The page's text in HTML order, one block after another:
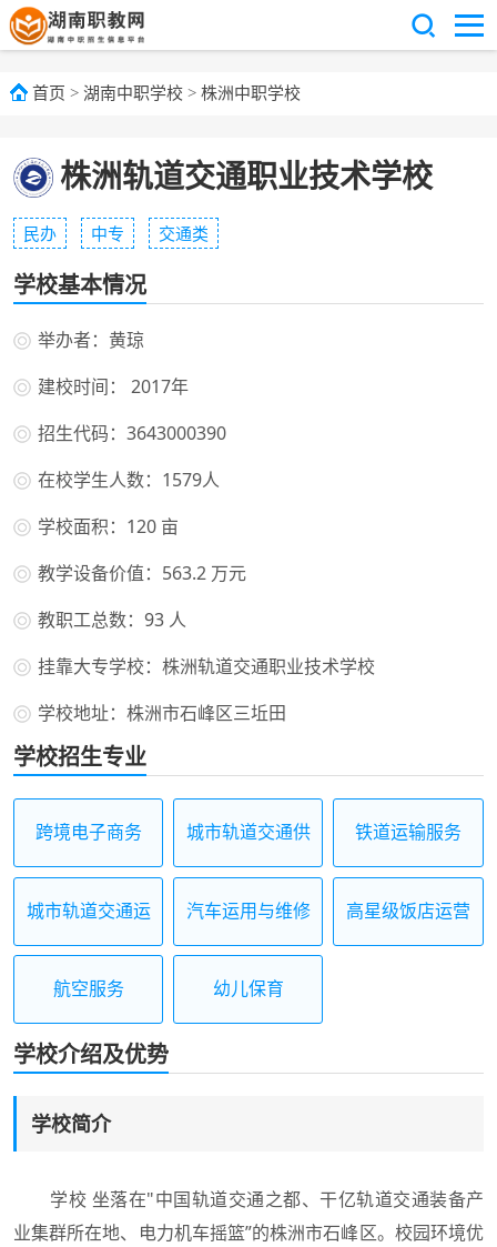
首页 > 湖南中职学校 > 株洲中职学校
株洲轨道交通职业技术学校
民办 中专 交通类
学校基本情况
举办者：黄琼
建校时间： 2017年
招生代码：3643000390
在校学生人数：1579人
学校面积：120 亩
教学设备价值：563.2 万元
教职工总数：93 人
挂靠大专学校：株洲轨道交通职业技术学校
学校地址：株洲市石峰区三坵田
学校招生专业
跨境电子商务
城市轨道交通供
铁道运输服务
城市轨道交通运
汽车运用与维修
高星级饭店运营
航空服务 幼儿保育
学校介绍及优势
学校简介
学校 坐落在"中国轨道交通之都、干亿轨道交通装备产
业集群所在地、电力机车摇篮”的株洲市石峰区。校园环境优